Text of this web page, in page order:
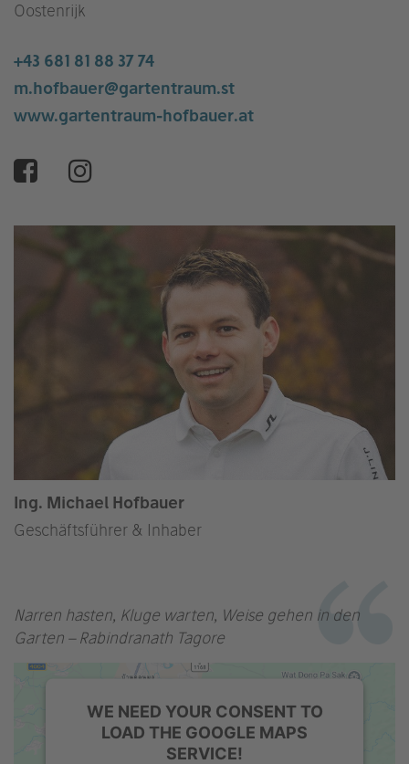
Oostenrijk
+43 681 81 88 37 74
m.hofbauer@gartentraum.st
www.gartentraum-hofbauer.at
Ing. Michael Hofbauer
Geschäftsführer & Inhaber
Narren hasten, Kluge warten, Weise gehen in den
Garten – Rabindranath Tagore
WE NEED YOUR CONSENT TO
LOAD THE GOOGLE MAPS
SERVICE!